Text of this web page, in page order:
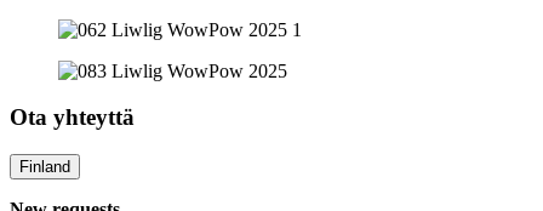
Ota yhteyttä
Finland